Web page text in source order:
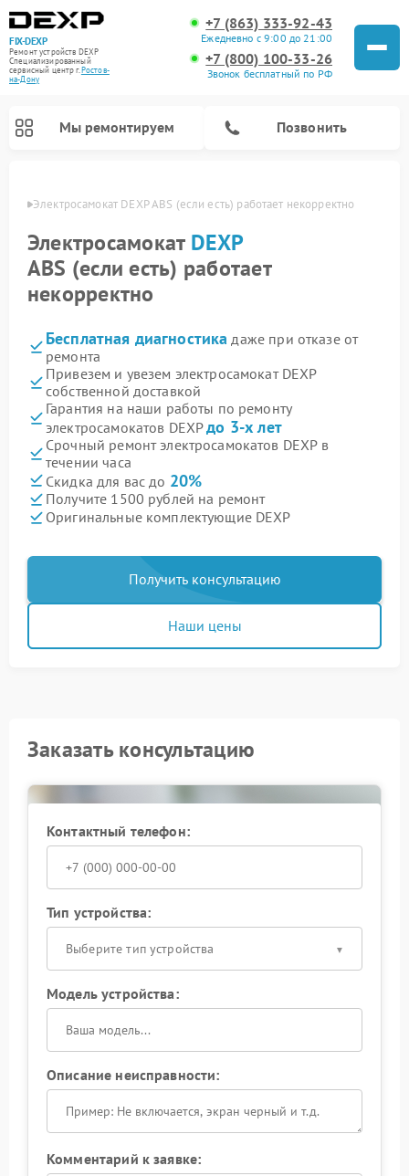
FIX-DEXP
Ремонт устройств DEXP
Специализированный
cервисный центр г.Ростов-
на-Дону
+7 (863) 333-92-43
Ежедневно с 9:00 до 21:00
+7 (800) 100-33-26
Звонок бесплатный по РФ
Мы ремонтируем Позвонить
Электросамокат DEXP ABS (если есть) работает некорректно
Электросамокат DEXP
ABS (если есть) работает
некорректно
Бесплатная диагностика даже при отказе от
ремонта
Привезем и увезем электросамокат DEXP
собственной доставкой
Гарантия на наши работы по ремонту
электросамокатов DEXPдо 3-х лет
Срочный ремонт электросамокатов DEXP в
течении часа
Скидка для вас до 20%
Получите 1500 рублей на ремонт
Оригинальные комплектующие DEXP
Получить консультацию
Наши цены
Заказать консультацию
Контактный телефон:
Тип устройства:
Выберите тип устройства
Модель устройства:
Описание неисправности:
Комментарий к заявке: